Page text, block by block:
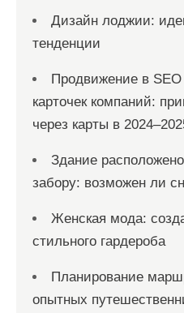
Дизайн лоджии:
тенденции
Продвижение в
карточек компаний:
через карты в
Здание
забору: возможен ли
Женская мода:
стильного гардероба
Планирование
опытных